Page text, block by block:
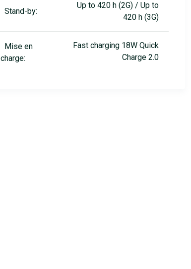
Stand-by:
Up to 420 h (2G) / Up to
420 h (3G)
Mise en
charge:
Fast charging 18W Quick
Charge 2.0